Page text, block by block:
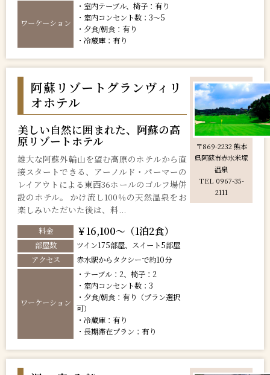
ワーケーション
・室内テーブル、椅子：有り
・室内コンセント数：3～5
・夕食/朝食：有り
・冷蔵庫：有り
阿蘇リゾートグランヴィリ
オホテル
美しい自然に囲まれた、阿蘇の高
原リゾートホテル
雄大な阿蘇外輪山を望む高原のホテルから直
接スタートできる、アーノルド・パーマーの
レイアウトによる東西36ホールのゴルフ場併
設のホテル。 かけ流し100％の天然温泉をお
楽しみいただいた後は、料...
料金 ￥16,100～（1泊2食）
部屋数
ツイン175部屋、スイート5部屋
アクセス
赤水駅からタクシーで約10分
ワーケーション
・テーブル：2、椅子：2
・室内コンセント数：3
・夕食/朝食：有り（プラン選択
可）
・冷蔵庫：有り
・長期滞在プラン：有り
〒869-2232 熊本
県阿蘇市赤水米塚
温泉
TEL 0967-35-
2111